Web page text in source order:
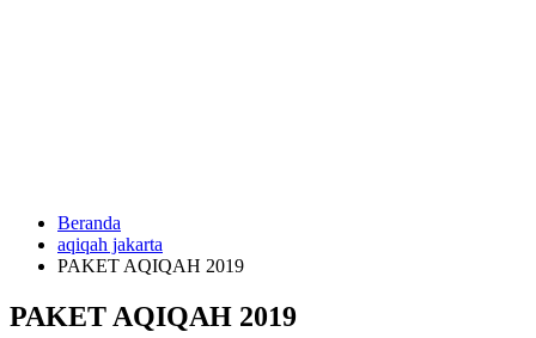
HUBUNGI
KAMI
Beranda
aqiqah jakarta
PAKET AQIQAH 2019
PAKET AQIQAH 2019